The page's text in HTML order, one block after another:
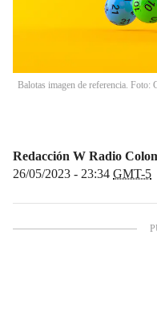
Balotas imagen de referencia. Foto:
Redacción W Radio
26/05/2023 - 23:34 GMT-5